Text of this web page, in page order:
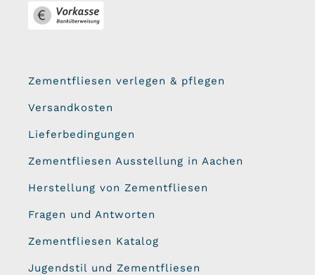
Zementfliesen verlegen & pflegen
Versandkosten
Lieferbedingungen
Zementfliesen Ausstellung in Aachen
Herstellung von Zementfliesen
Fragen und Antworten
Zementfliesen Katalog
Jugendstil und Zementfliesen